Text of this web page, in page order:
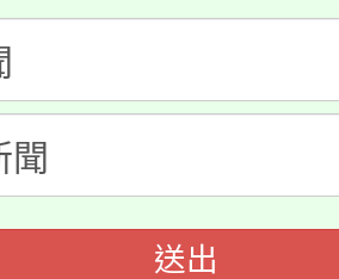
惠，詳情可洽有
增能研習
造教育及科技中
研習
生活教案入校路
農教育專業人
送出